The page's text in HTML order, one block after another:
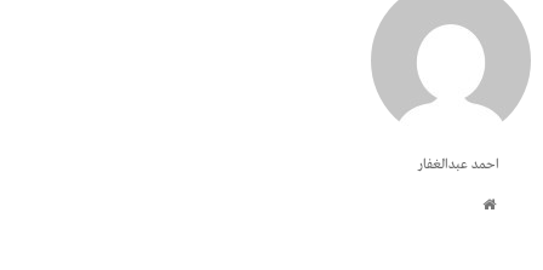
احمد عبدالغفار